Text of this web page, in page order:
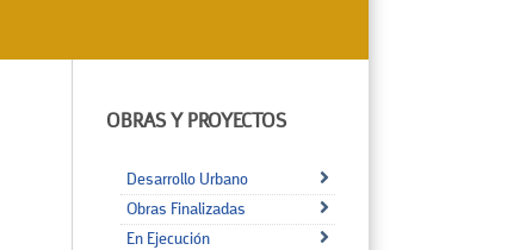
OBRAS Y PROYECTOS
Desarrollo Urbano
Obras Finalizadas
En Ejecución